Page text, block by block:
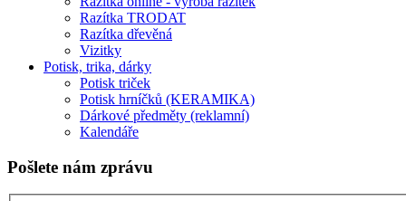
Razítka TRODAT
Razítka dřevěná
Vizitky
Potisk, trika, dárky
Potisk triček
Potisk hrníčků (KERAMIKA)
Dárkové předměty (reklamní)
Kalendáře
Pošlete nám zprávu